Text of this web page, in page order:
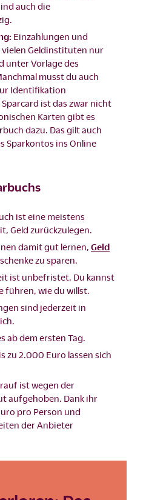
auch die
Einzahlungen und
Geldinstituten nur
unter Vorlage des
musst du auch
Identifikation
ist das zwar nicht
Karten gibt es
dazu. Das gilt auch
Sparkontos ins Online
ist eine meistens
Geld zurückzulegen.
damit gut lernen, Geld
zu sparen.
ist unbefristet. Du kannst
führen, wie du willst.
sind jederzeit in
ab dem ersten Tag.
zu 2.000 Euro lassen sich
ist wegen der
aufgehoben. Dank ihr
pro Person und
der Anbieter